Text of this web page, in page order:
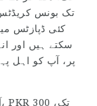
کئی ڈپازٹس
سکتے ہیں اور